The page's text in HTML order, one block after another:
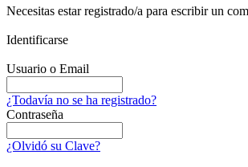
Necesitas estar registrado/a para escribir un
Identificarse
Usuario o Email
¿Todavía no se ha registrado?
Contraseña
¿Olvidó su Clave?